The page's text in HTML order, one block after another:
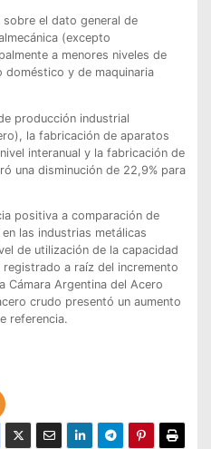
sobre el dato general de
(excepto
a menores niveles de
y de maquinaria
producción industrial
la fabricación de aparatos
interanual y la fabricación de
una disminución de 22,9% para
positiva a comparación de
las industrias metálicas
de utilización de la capacidad
a raíz del incremento
Cámara Argentina del Acero
crudo presentó un aumento
referencia.